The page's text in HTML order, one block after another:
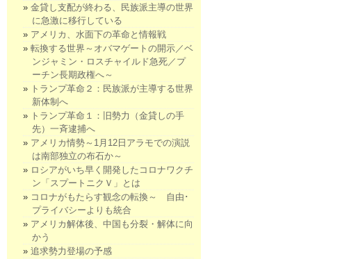
金貸し支配が終わる、民族派主導の世界
に急激に移行している
アメリカ、水面下の革命と情報戦
転換する世界～オバマゲートの開示／ベ
ンジャミン・ロスチャイルド急死／プ
ーチン長期政権へ～
トランプ革命２：民族派が主導する世界
新体制へ
トランプ革命１：旧勢力（金貸しの手
先）一斉逮捕へ
アメリカ情勢～1月12日アラモでの演説
は南部独立の布石か～
ロシアがいち早く開発したコロナワクチ
ン「スプートニクＶ」とは
コロナがもたらす観念の転換～ 自由･
プライバシーよりも統合
アメリカ解体後、中国も分裂・解体に向
かう
追求勢力登場の予感